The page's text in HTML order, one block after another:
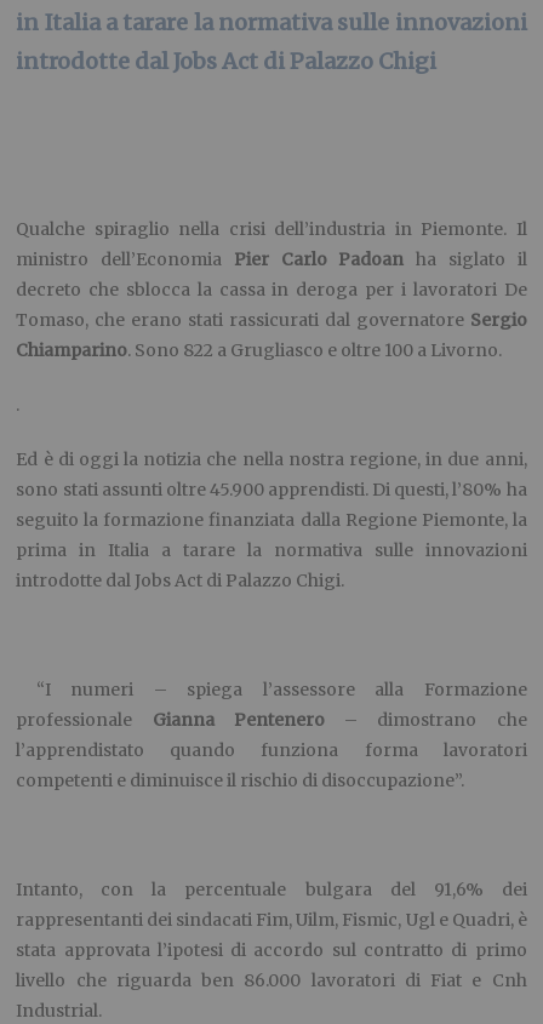
in Italia a tarare la normativa sulle innovazioni
introdotte dal Jobs Act di Palazzo Chigi
Qualche spiraglio nella crisi dell’industria in Piemonte. Il
ministro dell’Economia Pier Carlo Padoan ha siglato il
decreto che sblocca la cassa in deroga per i lavoratori De
Tomaso, che erano stati rassicurati dal governatore Sergio
Chiamparino. Sono 822 a Grugliasco e oltre 100 a Livorno.
.
Ed è di oggi la notizia che nella nostra regione, in due anni,
sono stati assunti oltre 45.900 apprendisti. Di questi, l’80% ha
seguito la formazione finanziata dalla Regione Piemonte, la
prima in Italia a tarare la normativa sulle innovazioni
introdotte dal Jobs Act di Palazzo Chigi.
“I numeri – spiega l’assessore alla Formazione
professionale Gianna Pentenero– dimostrano che
l’apprendistato quando funziona forma lavoratori
competenti e diminuisce il rischio di disoccupazione”.
Intanto, con la percentuale bulgara del 91,6% dei
rappresentanti dei sindacati Fim, Uilm, Fismic, Ugl e Quadri, è
stata approvata l’ipotesi di accordo sul contratto di primo
livello che riguarda ben 86.000 lavoratori di Fiat e Cnh
Industrial.